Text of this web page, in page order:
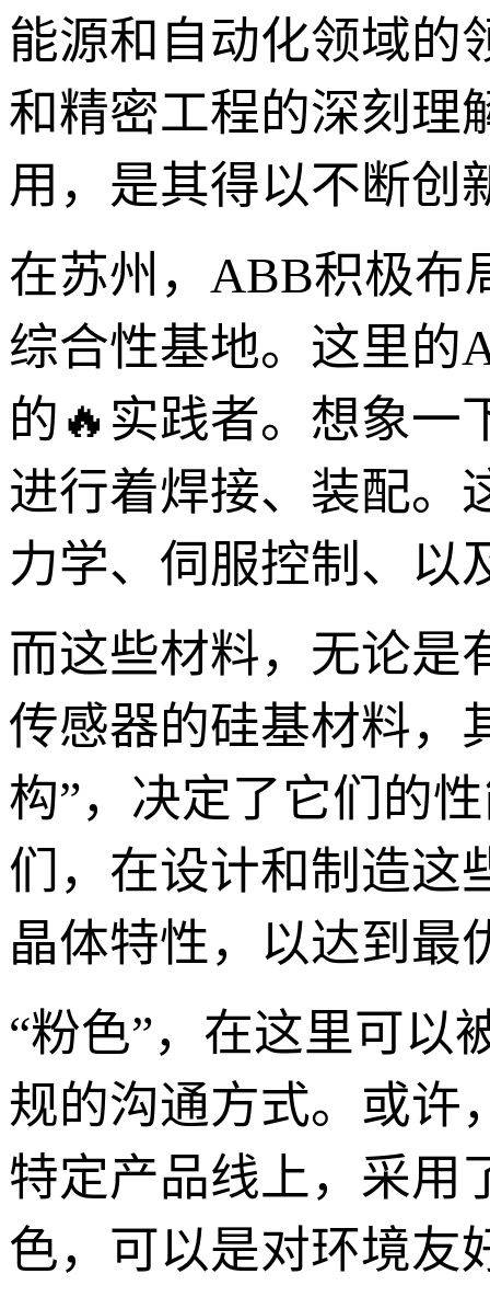
能源和自动化领域的
和精密工程的深刻理
用，是其得以不断创
在苏州，ABB积极布
综合性基地。这里的
的🔥实践者。想象一
进行着焊接、装配。
力学、伺服控制、以
而这些材料，无论是
传感器的硅基材料，
构”，决定了它们的
们，在设计和制造这
晶体特性，以达到最
“粉色”，在这里可以
规的沟通方式。或许
特定产品线上，采用
色，可以是对环境友